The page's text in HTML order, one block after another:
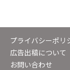
プライバシーポリ
広告出稿について
お問い合わせ